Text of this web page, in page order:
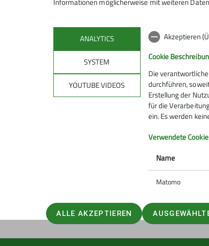
Mitmachen
ANALYTICS
SYSTEM
YOUTUBE VIDEOS
Akzeptieren
Cookie
Die
durchführen,
Erstellung der
für die
ein. Es werden
Verwendete
Name
Matomo
ALLE AKZEPTIEREN